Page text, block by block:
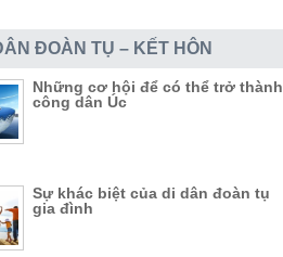
ĐOÀN TỤ – KẾT HÔN
Những cơ hội để có thể trở thành
công dân Úc
Sự khác biệt của di dân đoàn tụ
gia đình